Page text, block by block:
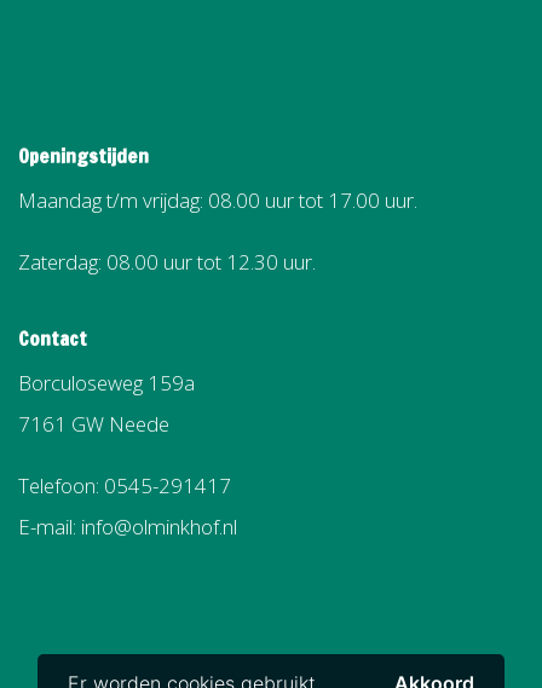
Er worden cookies gebruikt. Akkoord
Openingstijden
Maandag t/m vrijdag: 08.00 uur tot 17.00 uur.
Zaterdag: 08.00 uur tot 12.30 uur.
Contact
Borculoseweg 159a
7161 GW Neede
Telefoon: 0545-291417
E-mail: info@olminkhof.nl